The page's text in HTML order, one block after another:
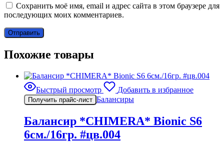
Сохранить моё имя, email и адрес сайта в этом браузере для
последующих моих комментариев.
Похожие товары
Быстрый просмотр Добавить в избранное
Получить прайс-лист Балансиры
Балансир *CHIMERA* Bionic S6
6см./16гр. #цв.004